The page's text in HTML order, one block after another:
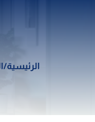
الرئيسية/